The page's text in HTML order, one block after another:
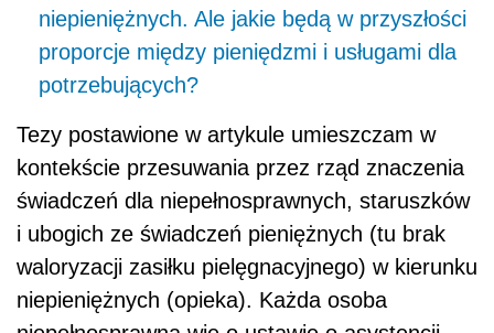
niepieniężnych. Ale jakie będą w przyszłości
proporcje między pieniędzmi i usługami dla
potrzebujących?
Tezy postawione w artykule umieszczam w
kontekście przesuwania przez rząd znaczenia
świadczeń dla niepełnosprawnych, staruszków
i ubogich ze świadczeń pieniężnych (tu brak
waloryzacji zasiłku pielęgnacyjnego) w kierunku
niepieniężnych (opieka). Każda osoba